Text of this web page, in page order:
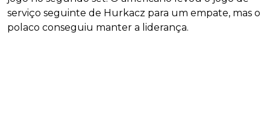
serviço seguinte de Hurkacz para um empate, mas o
polaco conseguiu manter a liderança.